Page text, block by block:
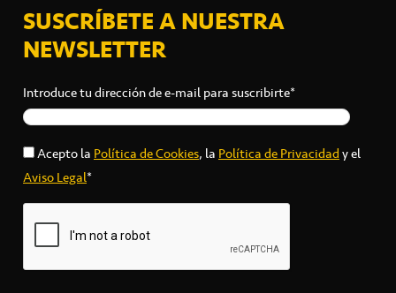
SUSCRÍBETE A NUESTRA
NEWSLETTER
Introduce tu dirección de e-mail para suscribirte*
Acepto laPolítica de Cookies, laPolítica de Privacidady el
Aviso Legal*